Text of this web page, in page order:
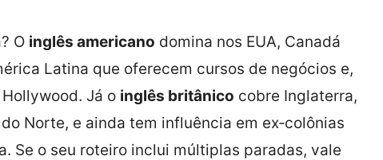
O inglês americano domina nos EUA, Canadá
Latina que oferecem cursos de negócios e,
Já o inglês britânico cobre Inglaterra,
Norte, e ainda tem influência em ex‑colônias
Se o seu roteiro inclui múltiplas paradas, vale